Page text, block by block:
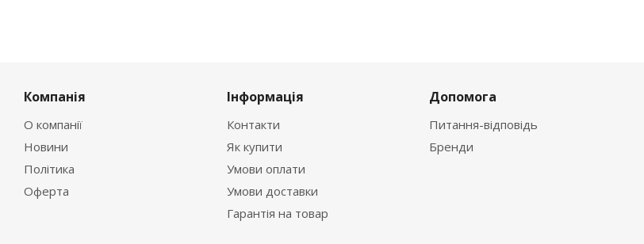
Компанія
О компанії
Новини
Політика
Оферта
Інформація
Контакти
Як купити
Умови оплати
Умови доставки
Гарантія на товар
Допомога
Питання-відповідь
Бренди